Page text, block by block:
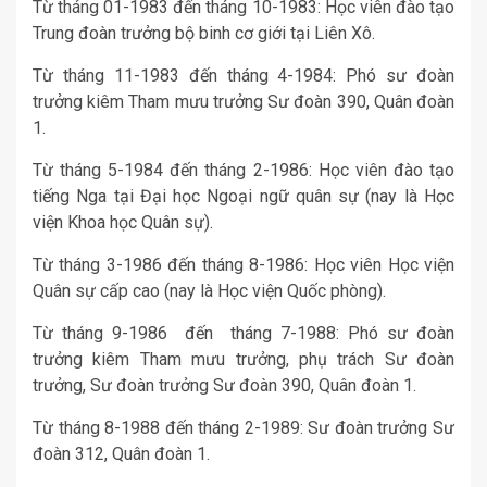
Từ tháng 01-1983 đến tháng 10-1983: Học viên đào tạo
Trung đoàn trưởng bộ binh cơ giới tại Liên Xô.
Từ tháng 11-1983 đến tháng 4-1984: Phó sư đoàn
trưởng kiêm Tham mưu trưởng Sư đoàn 390, Quân đoàn
1.
Từ tháng 5-1984 đến tháng 2-1986: Học viên đào tạo
tiếng Nga tại Đại học Ngoại ngữ quân sự (nay là Học
viện Khoa học Quân sự).
Từ tháng 3-1986 đến tháng 8-1986: Học viên Học viện
Quân sự cấp cao (nay là Học viện Quốc phòng).
Từ tháng 9-1986 đến tháng 7-1988: Phó sư đoàn
trưởng kiêm Tham mưu trưởng, phụ trách Sư đoàn
trưởng, Sư đoàn trưởng Sư đoàn 390, Quân đoàn 1.
Từ tháng 8-1988 đến tháng 2-1989: Sư đoàn trưởng Sư
đoàn 312, Quân đoàn 1.